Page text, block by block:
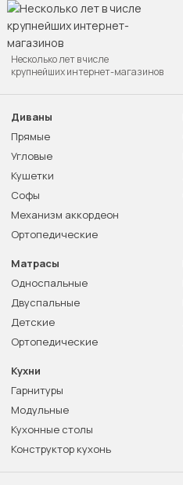
Несколько лет в числе
крупнейших интернет-магазинов
Диваны
Прямые
Угловые
Кушетки
Софы
Механизм аккордеон
Ортопедические
Матрасы
Односпальные
Двуспальные
Детские
Ортопедические
Кухни
Гарнитуры
Модульные
Кухонные столы
Конструктор кухонь